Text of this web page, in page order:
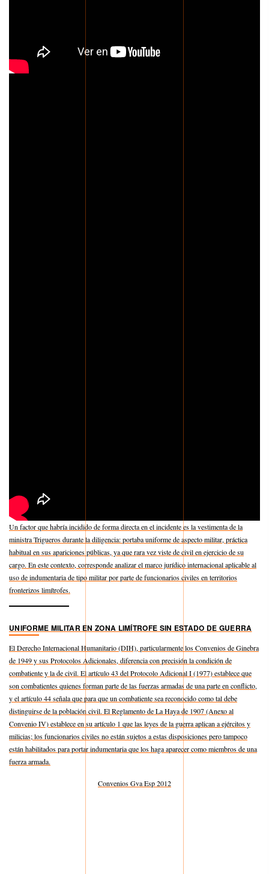
Un factor que habría incidido de forma directa en el incidente es la vestimenta de la
ministra Trigueros durante la diligencia: portaba uniforme de aspecto militar, práctica
habitual en sus apariciones públicas, ya que rara vez viste de civil en ejercicio de su
cargo. En este contexto, corresponde analizar el marco jurídico internacional aplicable al
uso de indumentaria de tipo militar por parte de funcionarios civiles en territorios
fronterizos limítrofes.
UNIFORME MILITAR EN ZONA LIMÍTROFE SIN ESTADO DE GUERRA
El Derecho Internacional Humanitario (DIH), particularmente los Convenios de Ginebra
de 1949 y sus Protocolos Adicionales, diferencia con precisión la condición de
combatiente y la de civil. El artículo 43 del Protocolo Adicional I (1977) establece que
son combatientes quienes forman parte de las fuerzas armadas de una parte en conflicto,
y el artículo 44 señala que para que un combatiente sea reconocido como tal debe
distinguirse de la población civil. El Reglamento de La Haya de 1907 (Anexo al
Convenio IV) establece en su artículo 1 que las leyes de la guerra aplican a ejércitos y
milicias; los funcionarios civiles no están sujetos a estas disposiciones pero tampoco
están habilitados para portar indumentaria que los haga aparecer como miembros de una
fuerza armada.
Convenios Gva Esp 2012